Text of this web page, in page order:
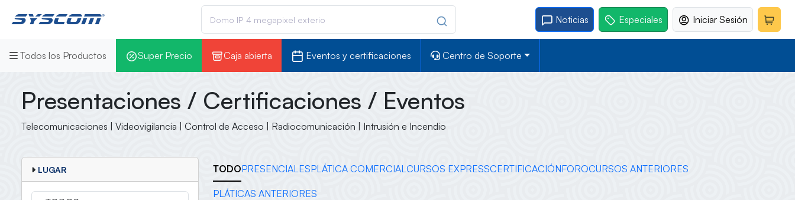
Noticias Especiales Iniciar Sesión
Todos los Productos Super Precio Caja abierta Eventos y certificaciones Centro de Soporte
Presentaciones / Certificaciones / Eventos
Telecomunicaciones | Videovigilancia | Control de Acceso | Radiocomunicación | Intrusión e Incendio
LUGAR TODOPRESENCIALESPLÁTICA COMERCIALCURSOS EXPRESSCERTIFICACIÓNFOROCURSOS ANTERIORES
PLÁTICAS ANTERIORES